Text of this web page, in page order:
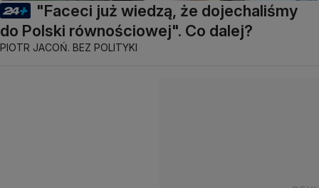
"Faceci już wiedzą, że dojechaliśmy
do Polski równościowej". Co dalej?
PIOTR JACOŃ. BEZ POLITYKI